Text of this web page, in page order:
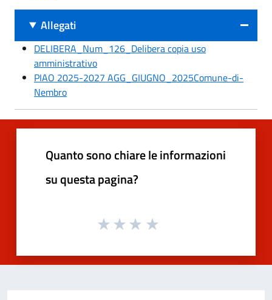
Allegati
DELIBERA_Num_126_Delibera copia uso
amministrativo
PIAO 2025-2027 AGG_GIUGNO_2025Comune-di-
Nembro
Quanto sono chiare le informazioni
su questa pagina?